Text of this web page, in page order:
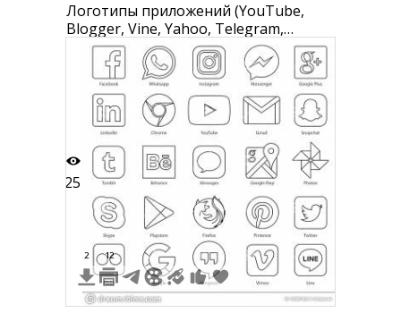
Логотипы приложений (YouTube,
Blogger, Vine, Yahoo, Telegram,
Snapchat, WhatsApp, Instagram, Skype,
Facebook, Pinterest, Twitter, Google+,
LinkedIn, Behance)
25
2 12